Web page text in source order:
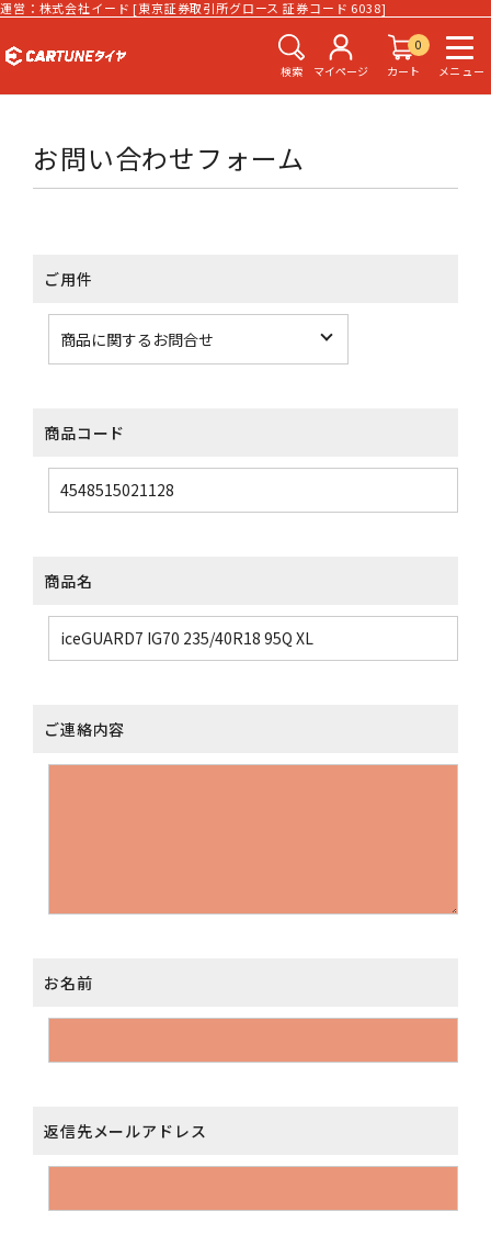
運営：株式会社イード [東京証券取引所グロース 証券コード 6038]
検索 マイページ
0
カート
メニュー
お問い合わせフォーム
ご用件
商品コード
商品名
ご連絡内容
お名前
返信先メールアドレス